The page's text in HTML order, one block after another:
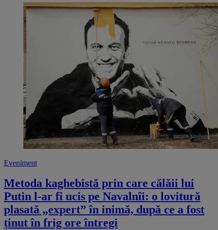
Eveniment
Metoda kaghebistă prin care călăii lui
Putin l-ar fi ucis pe Navalnîi: o lovitură
plasată „expert” în inimă, după ce a fost
ținut în frig ore întregi